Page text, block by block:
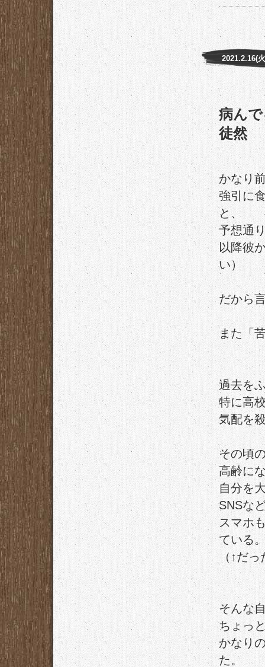
2021.2.16(
病ん
徒然
かなり
強引に
と、
予想通
以降彼
い）
だから
また「
過去を
特に高
気配を
その頃
高齢に
自分を
SNSな
スマホ
ている
（↑だっ
そんな
ちょっ
かなり
た。